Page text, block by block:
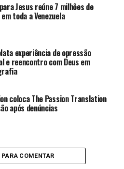
Jesus reúne 7 milhões de
toda a Venezuela
experiência de opressão
e reencontro com Deus em
coloca The Passion Translation
após denúncias
PARA COMENTAR